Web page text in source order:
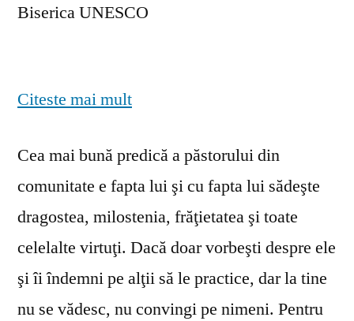
Biserica UNESCO
Citeste mai mult
Cea mai bună predică a păstorului din
comunitate e fapta lui şi cu fapta lui sădeşte
dragostea, milostenia, frăţietatea şi toate
celelalte virtuţi. Dacă doar vorbeşti despre ele
şi îi îndemni pe alţii să le practice, dar la tine
nu se vă­desc, nu convingi pe nimeni. Pentru